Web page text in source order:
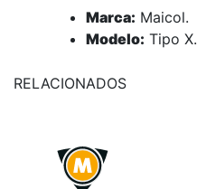
Marca: Maicol.
Modelo: Tipo X.
RELACIONADOS